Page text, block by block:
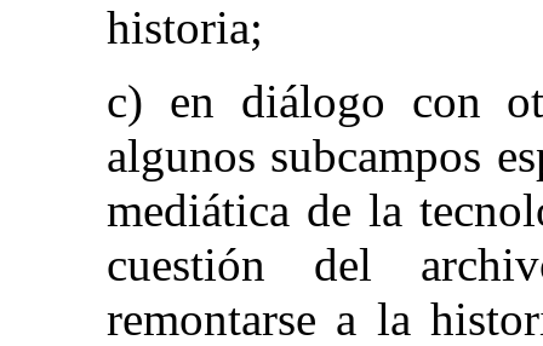
historia;
c) en diálogo con
algunos subcampos
mediática de la
cuestión del
remontarse a la